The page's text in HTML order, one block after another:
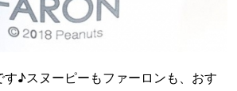
す♪スヌーピーもファーロンも、おす